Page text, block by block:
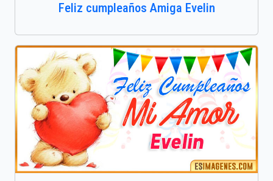
Feliz cumpleaños Amiga Evelin